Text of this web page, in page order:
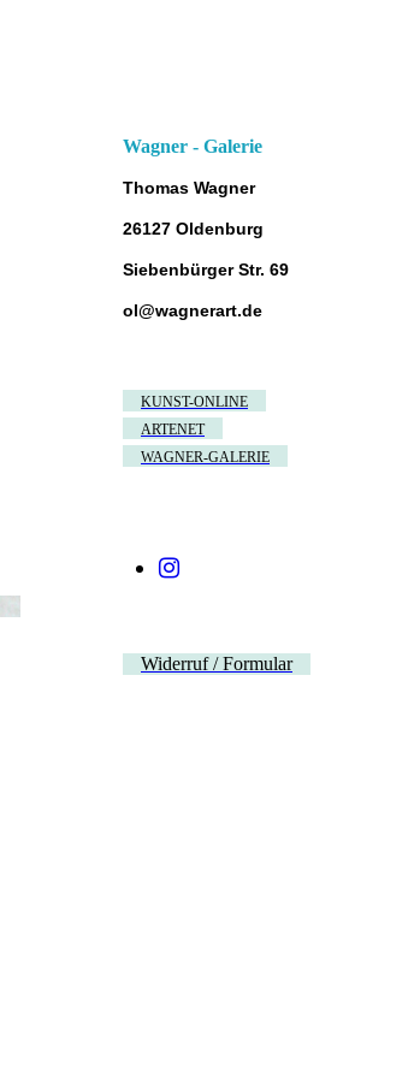
Wagner - Galerie
Thomas Wagner
26127 Oldenburg
Siebenbürger Str. 69
ol@wagnerart.de
KUNST-ONLINE
ARTENET
WAGNER-GALERIE
Widerruf / Formular